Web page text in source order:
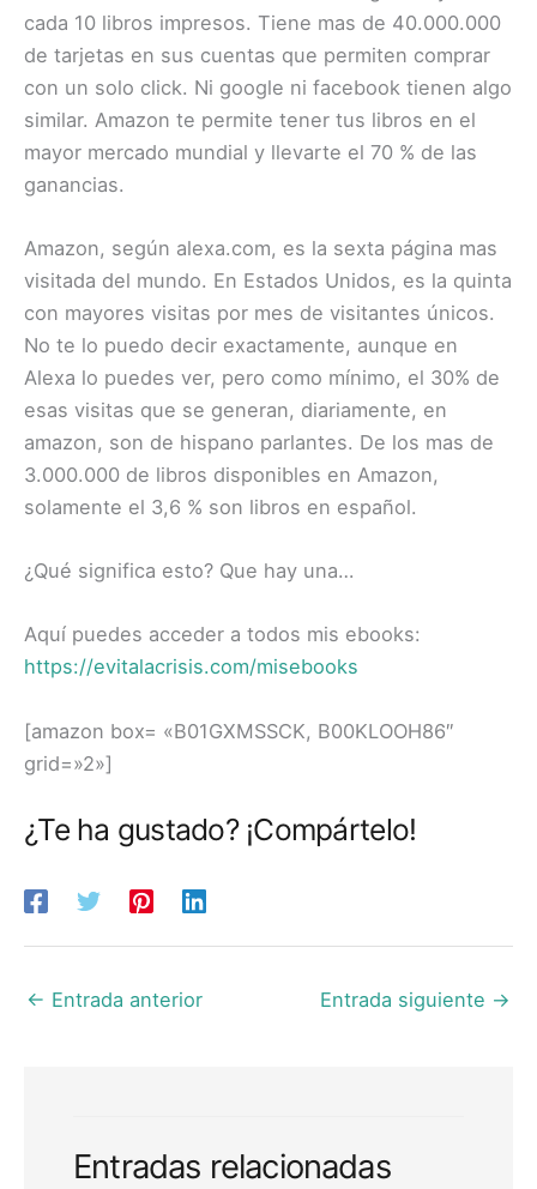
cada 10 libros impresos. Tiene mas de 40.000.000
de tarjetas en sus cuentas que permiten comprar
con un solo click. Ni google ni facebook tienen algo
similar. Amazon te permite tener tus libros en el
mayor mercado mundial y llevarte el 70 % de las
ganancias.
Amazon, según alexa.com, es la sexta página mas
visitada del mundo. En Estados Unidos, es la quinta
con mayores visitas por mes de visitantes únicos.
No te lo puedo decir exactamente, aunque en
Alexa lo puedes ver, pero como mínimo, el 30% de
esas visitas que se generan, diariamente, en
amazon, son de hispano parlantes. De los mas de
3.000.000 de libros disponibles en Amazon,
solamente el 3,6 % son libros en español.
¿Qué significa esto? Que hay una…
Aquí puedes acceder a todos mis ebooks:
https://evitalacrisis.com/misebooks
[amazon box= «B01GXMSSCK, B00KLOOH86″
grid=»2»]
¿Te ha gustado? ¡Compártelo!
← Entrada anterior Entrada siguiente →
Entradas relacionadas